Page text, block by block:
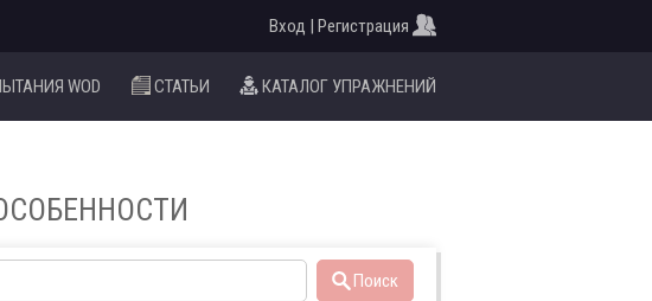
Вход | Регистрация
WOD СТАТЬИ КАТАЛОГ УПРАЖНЕНИЙ
Поиск